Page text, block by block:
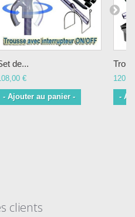
de...
€
- Ajouter au panier - -
clients